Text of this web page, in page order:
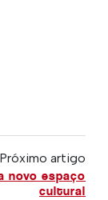
Próximo artigo
novo espaço
cultural